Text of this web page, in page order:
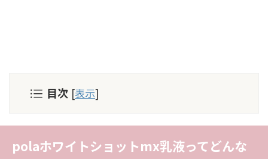
目次 [表示]
polaホワイトショットmx乳液ってどんな